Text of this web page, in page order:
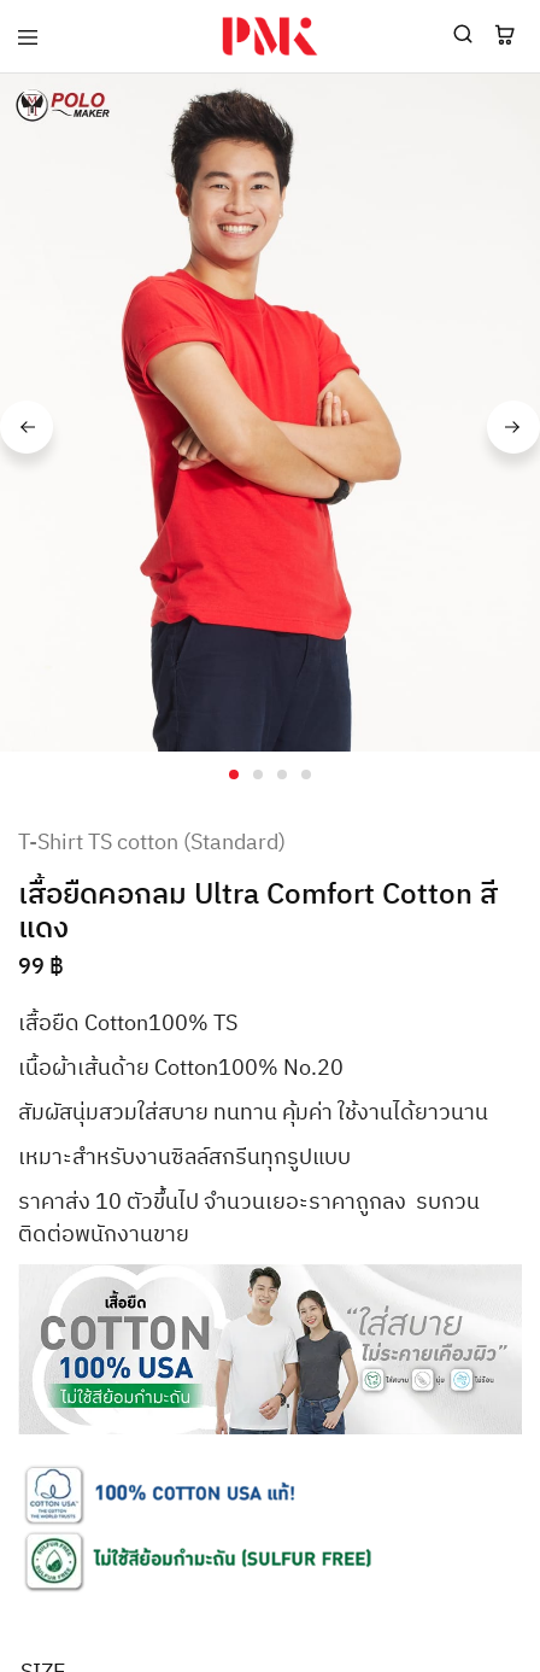
PMK
Polomaker
ผลิต
สินค้า
สร้าง
แบรนด์
เสื้อ
โปโล
ยูนิฟอร์ม
พร้อม
โลโก้
ผู้
เสื้อ
โปโล
ยูนิฟอร์ม
บริษัท
มาตรฐาน
ISO9001
อุตสาหกรรม
สี
เขียว
ระดับ
ที่2
T-Shirt TS cotton (Standard)
เสื้อยืดคอกลม Ultra Comfort Cotton สี
แดง
99 ฿
เสื้อยืด Cotton100% TS
เนื้อผ้าเส้นด้าย Cotton100% No.20
สัมผัสนุ่มสวมใส่สบาย ทนทาน คุ้มค่า ใช้งานได้ยาวนาน
เหมาะสำหรับงานซิลล์สกรีนทุกรูปแบบ
ราคาส่ง 10 ตัวขึ้นไป จำนวนเยอะราคาถูกลง รบกวน
ติดต่อพนักงานขาย